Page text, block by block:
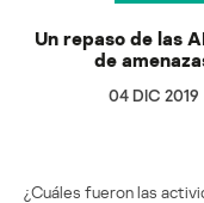
Un repaso de las
de
04 DIC 2019
¿Cuáles fueron las